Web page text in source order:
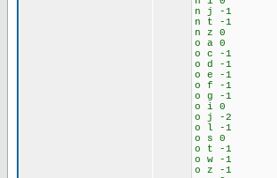
n j -1
n t -1
n z 0
o a 0
o c -1
o d -1
o e -1
o f -1
o g -1
o i 0
o j -2
o l -1
o s 0
o t -1
o w -1
o z -1